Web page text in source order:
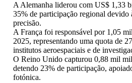
A Alemanha liderou com US$ 1,33
35% de participação regional devido
precisão.
A França foi responsável por 1,05
2025, representando uma quota de
institutos aeroespaciais e de
O Reino Unido capturou 0,88 mil
detendo 23% de participação,
fotónica.